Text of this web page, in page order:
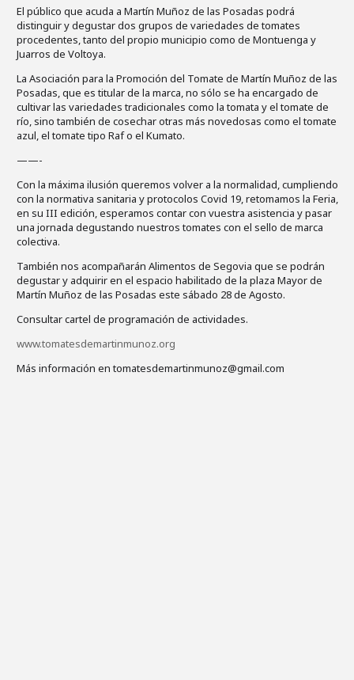
El público que acuda a Martín Muñoz de las Posadas podrá
distinguir y degustar dos grupos de variedades de tomates
procedentes, tanto del propio municipio como de Montuenga y
Juarros de Voltoya.
La Asociación para la Promoción del Tomate de Martín Muñoz de las
Posadas, que es titular de la marca, no sólo se ha encargado de
cultivar las variedades tradicionales como la tomata y el tomate de
río, sino también de cosechar otras más novedosas como el tomate
azul, el tomate tipo Raf o el Kumato.
——-
Con la máxima ilusión queremos volver a la normalidad, cumpliendo
con la normativa sanitaria y protocolos Covid 19, retomamos la Feria,
en su III edición, esperamos contar con vuestra asistencia y pasar
una jornada degustando nuestros tomates con el sello de marca
colectiva.
También nos acompañarán Alimentos de Segovia que se podrán
degustar y adquirir en el espacio habilitado de la plaza Mayor de
Martín Muñoz de las Posadas este sábado 28 de Agosto.
Consultar cartel de programación de actividades.
www.tomatesdemartinmunoz.org
Más información en tomatesdemartinmunoz@gmail.com